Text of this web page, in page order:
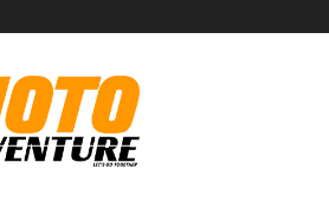
Revista
Moto
Adventure